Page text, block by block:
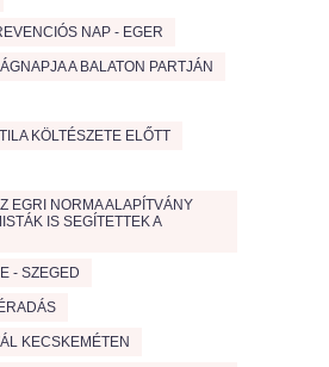
NAP - EGER
A BALATON PARTJÁN
KÖLTÉSZETE ELŐTT
EGRI NORMA ALAPÍTVÁNY
IS SEGÍTETTEK A
- SZEGED
KECSKEMÉTEN